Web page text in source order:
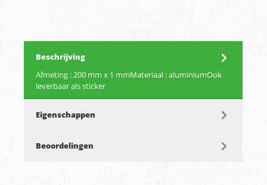
Beschrijving
Afmeting : 200 mm x 1 mmMateriaal : aluminiumOok
leverbaar als sticker
Eigenschappen
Beoordelingen